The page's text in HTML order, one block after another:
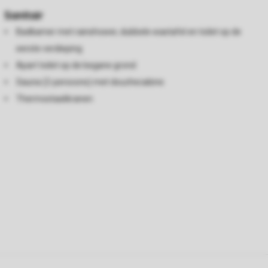
Sanitair
Badkamer met rainshower, dubbele wastafel en toilet op de
eerste verdieping
Apart toilet op de begane grond
Sauna (2-persoons) met douchecabine
Thermostaatkranen